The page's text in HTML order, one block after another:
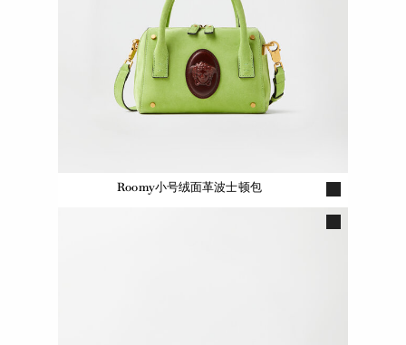
Roomy小号绒面革波士顿包